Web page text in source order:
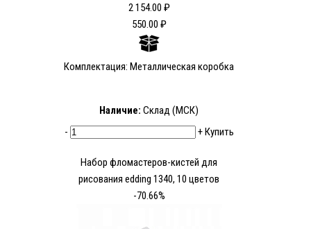
2 154.00 ₽
550.00 ₽
Комплектация: Металлическая коробка
Наличие: Склад (МСК)
-
+Купить
Набор фломастеров-кистей для
рисования edding 1340, 10 цветов
-70.66%